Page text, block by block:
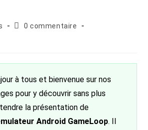
Commentaires
0 commentaire
à tous et bienvenue sur nos
pour y découvrir sans plus
la présentation de
Android GameLoop. Il